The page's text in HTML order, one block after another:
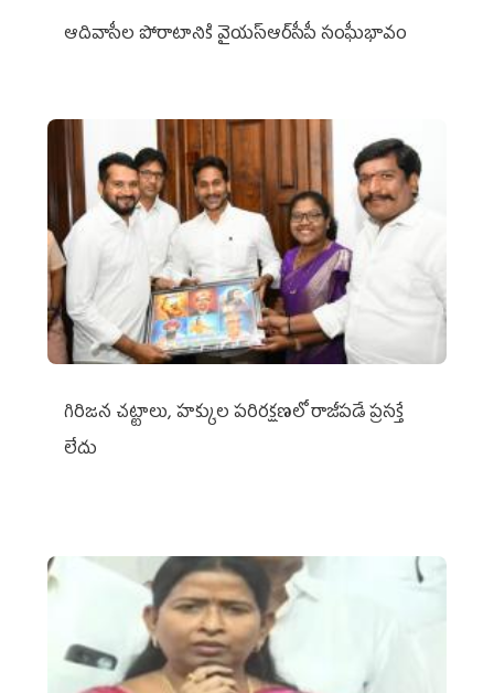
ఆదివాసీల పోరాటానికి వైయ‌స్ఆర్‌సీపీ సంఘీభావం
గిరిజన చట్టాలు, హక్కుల పరిరక్షణలో రాజీపడే ప్రసక్తే
లేదు